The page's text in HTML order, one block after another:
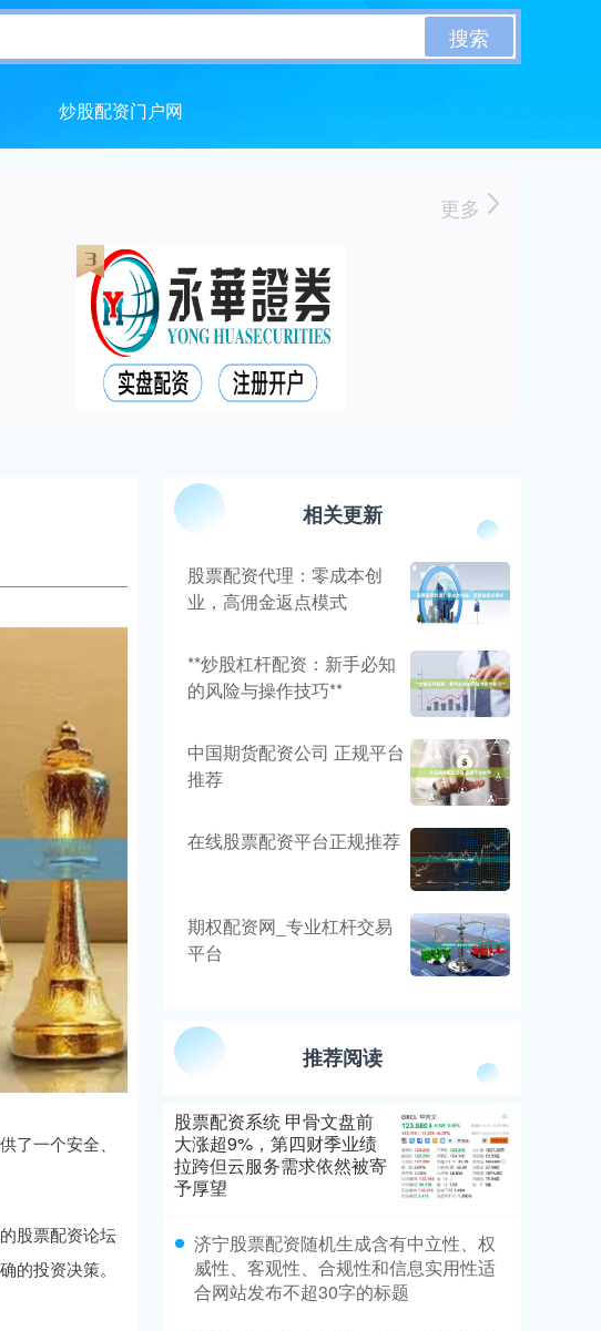
搜索
炒股配资门户网
更多
了一个安全、
股票配资论坛
的投资决策。
相关更新
股票配资代理：零成本创
业，高佣金返点模式
**炒股杠杆配资：新手必知
的风险与操作技巧**
中国期货配资公司 正规平台
推荐
在线股票配资平台正规推荐
期权配资网_专业杠杆交易
平台
推荐阅读
股票配资系统 甲骨文盘前
大涨超9%，第四财季业绩
拉跨但云服务需求依然被寄
予厚望
济宁股票配资随机生成含有中立性、权
威性、客观性、合规性和信息实用性适
合网站发布不超30字的标题